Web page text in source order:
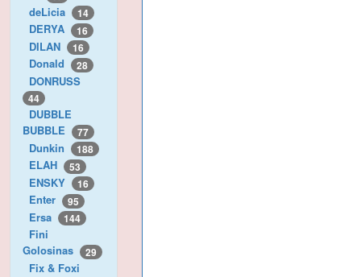
deLicia 14
DERYA 16
DILAN 16
Donald 28
DONRUSS
44
DUBBLE
BUBBLE
77
Dunkin 188
ELAH 53
ENSKY 16
Enter 95
Ersa 144
Fini
Golosinas
29
Fix & Foxi